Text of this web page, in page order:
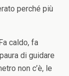
perché più
caldo, fa
di guidare
non c’è, le